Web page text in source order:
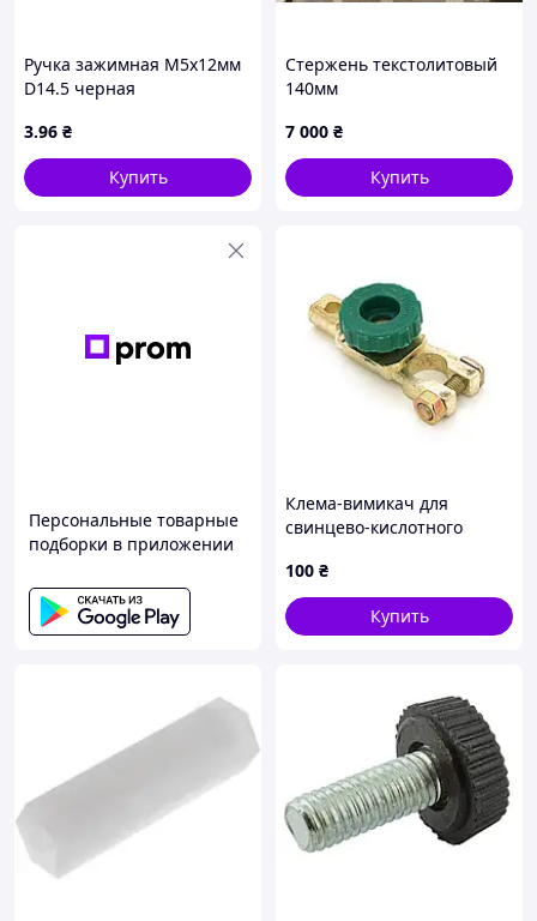
Ручка зажимная М5х12мм
D14.5 черная
3.96 ₴
Купить
Стержень текстолитовый
140мм
7 000 ₴
Купить
Персональные товарные
подборки в приложении
Клема-вимикач для
свинцево-кислотного
зелений
100 ₴
Купить